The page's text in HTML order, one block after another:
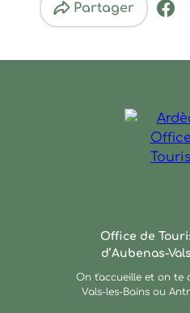
Partager
Office de
d’Aubenas-
On t'accueille et on te
Vals-les-Bains ou